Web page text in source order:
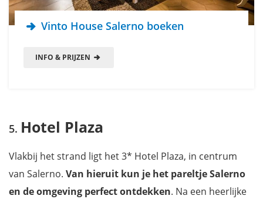
Vinto House Salerno boeken
INFO & PRIJZEN
Hotel Plaza
Vlakbij het strand ligt het 3* Hotel Plaza, in centrum
van Salerno. Van hieruit kun je het pareltje Salerno
en de omgeving perfect ontdekken. Na een heerlijke